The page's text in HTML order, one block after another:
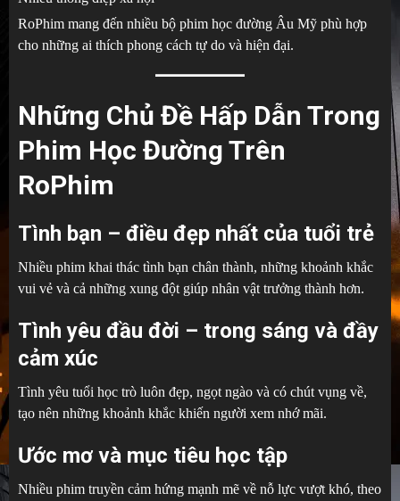
RoPhim mang đến nhiều bộ phim học đường Âu Mỹ phù hợp
cho những ai thích phong cách tự do và hiện đại.
Những Chủ Đề Hấp Dẫn Trong
Phim Học Đường Trên
RoPhim
Tình bạn – điều đẹp nhất của tuổi trẻ
Nhiều phim khai thác tình bạn chân thành, những khoảnh khắc
vui vẻ và cả những xung đột giúp nhân vật trưởng thành hơn.
Tình yêu đầu đời – trong sáng và đầy
cảm xúc
Tình yêu tuổi học trò luôn đẹp, ngọt ngào và có chút vụng về,
tạo nên những khoảnh khắc khiến người xem nhớ mãi.
Ước mơ và mục tiêu học tập
Nhiều phim truyền cảm hứng mạnh mẽ về nỗ lực vượt khó, theo